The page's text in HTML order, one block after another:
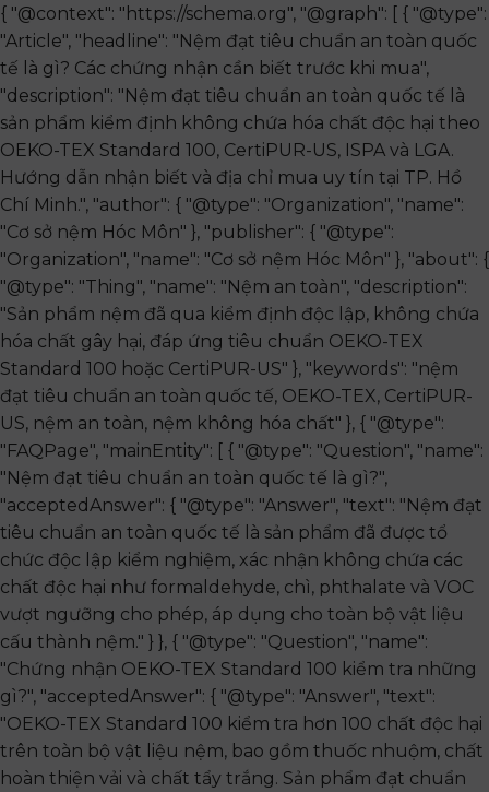
{ "@context": "https://schema.org", "@graph": [ { "@type":
"Article", "headline": "Nệm đạt tiêu chuẩn an toàn quốc
tế là gì? Các chứng nhận cần biết trước khi mua",
"description": "Nệm đạt tiêu chuẩn an toàn quốc tế là
sản phẩm kiểm định không chứa hóa chất độc hại theo
OEKO-TEX Standard 100, CertiPUR-US, ISPA và LGA.
Hướng dẫn nhận biết và địa chỉ mua uy tín tại TP. Hồ
Chí Minh.", "author": { "@type": "Organization", "name":
"Cơ sở nệm Hóc Môn" }, "publisher": { "@type":
"Organization", "name": "Cơ sở nệm Hóc Môn" }, "about": {
"@type": "Thing", "name": "Nệm an toàn", "description":
"Sản phẩm nệm đã qua kiểm định độc lập, không chứa
hóa chất gây hại, đáp ứng tiêu chuẩn OEKO-TEX
Standard 100 hoặc CertiPUR-US" }, "keywords": "nệm
đạt tiêu chuẩn an toàn quốc tế, OEKO-TEX, CertiPUR-
US, nệm an toàn, nệm không hóa chất" }, { "@type":
"FAQPage", "mainEntity": [ { "@type": "Question", "name":
"Nệm đạt tiêu chuẩn an toàn quốc tế là gì?",
"acceptedAnswer": { "@type": "Answer", "text": "Nệm đạt
tiêu chuẩn an toàn quốc tế là sản phẩm đã được tổ
chức độc lập kiểm nghiệm, xác nhận không chứa các
chất độc hại như formaldehyde, chì, phthalate và VOC
vượt ngưỡng cho phép, áp dụng cho toàn bộ vật liệu
cấu thành nệm." } }, { "@type": "Question", "name":
"Chứng nhận OEKO-TEX Standard 100 kiểm tra những
gì?", "acceptedAnswer": { "@type": "Answer", "text":
"OEKO-TEX Standard 100 kiểm tra hơn 100 chất độc hại
trên toàn bộ vật liệu nệm, bao gồm thuốc nhuộm, chất
hoàn thiện vải và chất tẩy trắng. Sản phẩm đạt chuẩn